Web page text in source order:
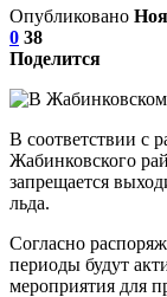
Опубликовано
0 38
Поделится
В соответствии с
Жабинковского
запрещается
льда.
Согласно
периоды будут
мероприятия для